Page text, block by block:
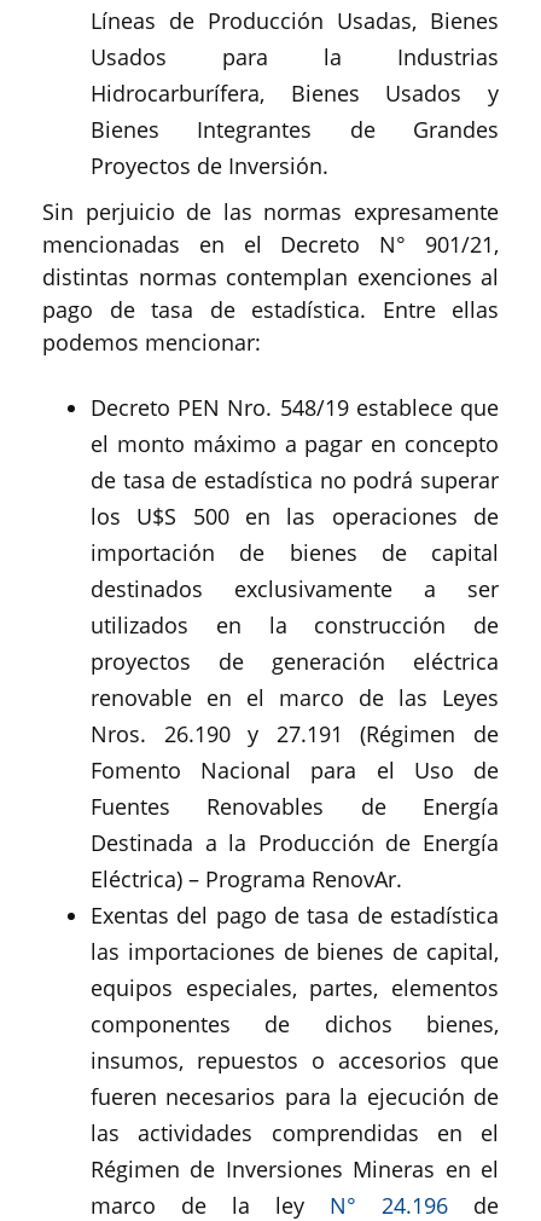
Líneas de Producción Usadas, Bienes
Usados para la Industrias
Hidrocarburífera, Bienes Usados y
Bienes Integrantes de Grandes
Proyectos de Inversión.
Sin perjuicio de las normas expresamente
mencionadas en el Decreto N° 901/21,
distintas normas contemplan exenciones al
pago de tasa de estadística. Entre ellas
podemos mencionar:
Decreto PEN Nro. 548/19 establece que
el monto máximo a pagar en concepto
de tasa de estadística no podrá superar
los U$S 500 en las operaciones de
importación de bienes de capital
destinados exclusivamente a ser
utilizados en la construcción de
proyectos de generación eléctrica
renovable en el marco de las Leyes
Nros. 26.190 y 27.191 (Régimen de
Fomento Nacional para el Uso de
Fuentes Renovables de Energía
Destinada a la Producción de Energía
Eléctrica) – Programa RenovAr.
Exentas del pago de tasa de estadística
las importaciones de bienes de capital,
equipos especiales, partes, elementos
componentes de dichos bienes,
insumos, repuestos o accesorios que
fueren necesarios para la ejecución de
las actividades comprendidas en el
Régimen de Inversiones Mineras en el
marco de la ley N° 24.196 de